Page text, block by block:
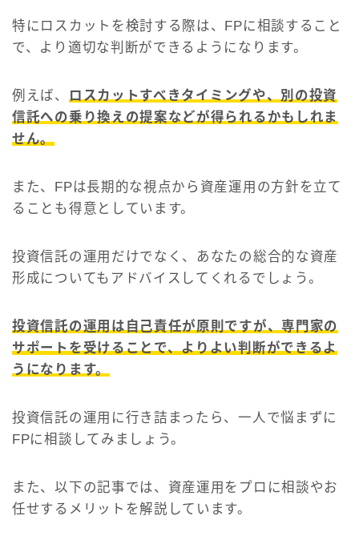
特にロスカットを検討する際は、FPに相談すること
で、より適切な判断ができるようになります。
例えば、
ロスカットすべきタイミングや、別の投資
信託への乗り換えの提案などが得られるかもしれま
せん。
また、FPは長期的な視点から資産運用の方針を立て
ることも得意としています。
投資信託の運用だけでなく、あなたの総合的な資産
形成についてもアドバイスしてくれるでしょう。
投資信託の運用は自己責任が原則ですが、専門家の
サポートを受けることで、よりよい判断ができるよ
うになります。
投資信託の運用に行き詰まったら、一人で悩まずに
FPに相談してみましょう。
また、以下の記事では、資産運用をプロに相談やお
任せするメリットを解説しています。